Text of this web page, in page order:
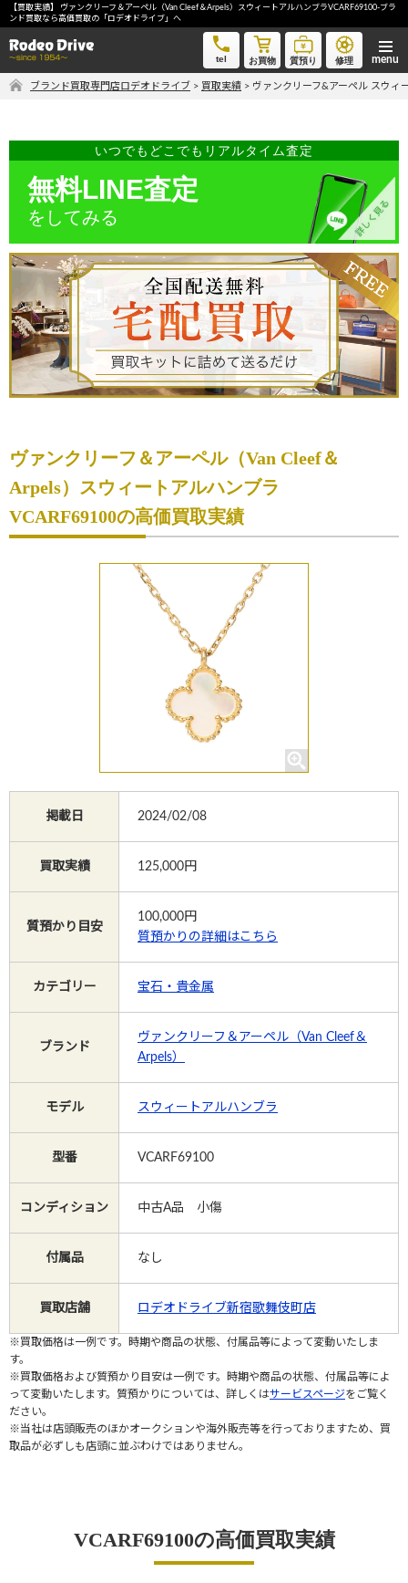
【買取実績】 ヴァンクリーフ＆アーペル（Van Cleef＆Arpels）スウィートアルハンブラVCARF69100-ブラ
ンド買取なら高価買取の「ロデオドライブ」へ
tel お買物 質預り 修理
ヴァンクリーフ&アーペル スウィートアルハンブラ VCARF69100-ブランド買取なら高価買取の「ロデオ
ドライブ」へ
無料LINE査定
ご自宅にいながら品物を売りたい方へ
宅配買取申込
手間なく安全に売りたい方へ
出張買取申込
買取サービスのご案内
買取実績
質預かり
修理
Instagram
ブランド買取専門店ロデオドライブ > 買取実績 > ヴァンクリーフ&アーペル スウィ
いつでもどこでもリアルタイム査定
無料LINE査定
をしてみる
ヴァンクリーフ＆アーペル（Van Cleef＆
Arpels）スウィートアルハンブラ
VCARF69100の高価買取実績
掲載日 2024/02/08
買取実績 125,000円
質預かり目安
100,000円
質預かりの詳細はこちら
カテゴリー 宝石・貴金属
ブランド
ヴァンクリーフ＆アーペル（Van Cleef＆
Arpels）
モデル スウィートアルハンブラ
型番 VCARF69100
コンディション 中古A品 小傷
付属品 なし
買取店舗 ロデオドライブ新宿歌舞伎町店
※買取価格は一例です。時期や商品の状態、付属品等によって変動いたしま
す。
※買取価格および質預かり目安は一例です。時期や商品の状態、付属品等によ
って変動いたします。質預かりについては、詳しくはサービスページをご覧く
ださい。
※当社は店頭販売のほかオークションや海外販売等を行っておりますため、買
取品が必ずしも店頭に並ぶわけではありません。
VCARF69100の高価買取実績